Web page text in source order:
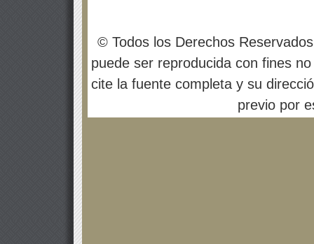
© Todos los Derechos
puede ser reproducida con fines
cite la fuente completa y su
previo por